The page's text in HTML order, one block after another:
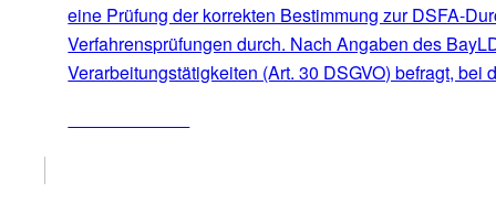
eine Prüfung der korrekten Bestimmung zur DSFA-
Verfahrensprüfungen durch. Nach Angaben des
Verarbeitungstätigkeiten (Art. 30 DSGVO) befragt,